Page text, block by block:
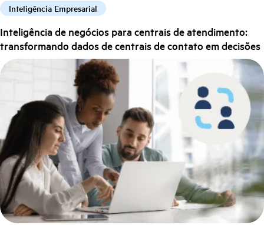
Inteligência Empresarial
Inteligência de negócios para centrais de atendimento:
transformando dados de centrais de contato em decisões